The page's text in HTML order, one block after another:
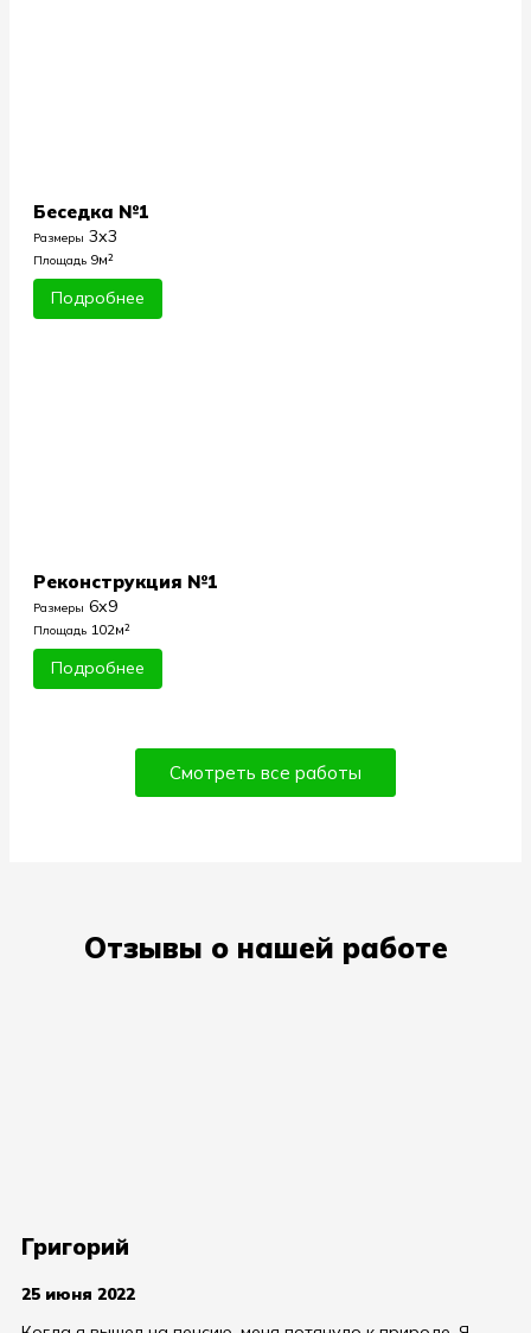
Беседка №1
Размеры 3х3
Площадь 9м²
Подробнее
Реконструкция №1
Размеры 6х9
Площадь 102м²
Подробнее
Смотреть все работы
Отзывы о нашей работе
Григорий
25 июня 2022